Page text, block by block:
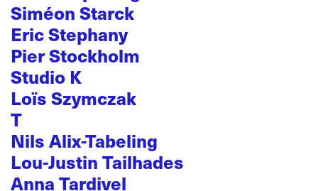
Siméon Starck
Eric Stephany
Pier Stockholm
Studio K
Loïs Szymczak
T
Nils Alix-Tabeling
Lou-Justin Tailhades
Anna Tardivel